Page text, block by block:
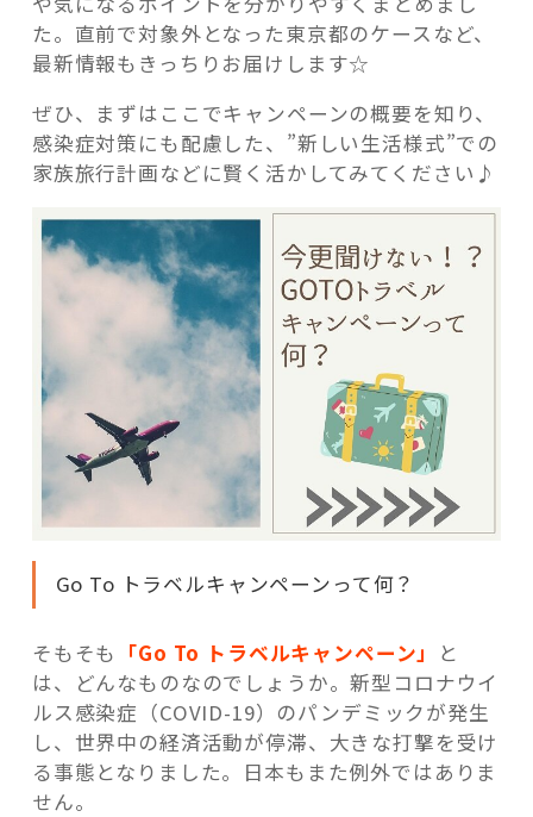
た。直前で対象外となった東京都のケースなど、
最新情報もきっちりお届けします☆
ぜひ、まずはここでキャンペーンの概要を知り、
感染症対策にも配慮した、”新しい生活様式”での
家族旅行計画などに賢く活かしてみてください♪
Go To トラベルキャンペーンって何？
そもそも 「Go To トラベルキャンペーン」
と
は、どんなものなのでしょうか。新型コロナウイ
ルス感染症（COVID-19）のパンデミックが発生
し、世界中の経済活動が停滞、大きな打撃を受け
る事態となりました。日本もまた例外ではありま
せん。